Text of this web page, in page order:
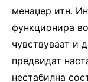
менаџер итн.
функционира
чувствуваат и
предвидат
нестабилна